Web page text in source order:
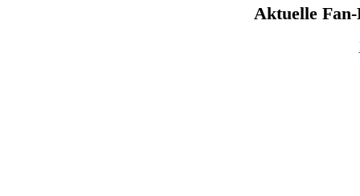
Aktuelle